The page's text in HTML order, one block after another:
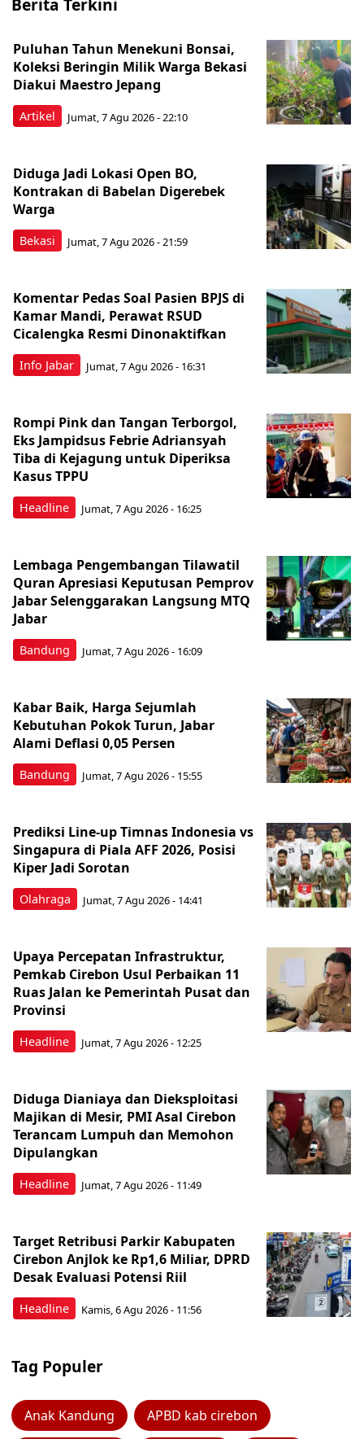
Berita Terkini
Artikel
Puluhan Tahun Menekuni Bonsai,
Koleksi Beringin Milik Warga Bekasi
Diakui Maestro Jepang
Jumat, 7 Agu 2026 - 22:10
Bekasi
Diduga Jadi Lokasi Open BO,
Kontrakan di Babelan Digerebek
Warga
Jumat, 7 Agu 2026 - 21:59
Info Jabar
Komentar Pedas Soal Pasien BPJS di
Kamar Mandi, Perawat RSUD
Cicalengka Resmi Dinonaktifkan
Jumat, 7 Agu 2026 - 16:31
Headline
Rompi Pink dan Tangan Terborgol,
Eks Jampidsus Febrie Adriansyah
Tiba di Kejagung untuk Diperiksa
Kasus TPPU
Jumat, 7 Agu 2026 - 16:25
Bandung
Lembaga Pengembangan Tilawatil
Quran Apresiasi Keputusan Pemprov
Jabar Selenggarakan Langsung MTQ
Jabar
Jumat, 7 Agu 2026 - 16:09
Bandung
Kabar Baik, Harga Sejumlah
Kebutuhan Pokok Turun, Jabar
Alami Deflasi 0,05 Persen
Jumat, 7 Agu 2026 - 15:55
Olahraga
Prediksi Line-up Timnas Indonesia vs
Singapura di Piala AFF 2026, Posisi
Kiper Jadi Sorotan
Jumat, 7 Agu 2026 - 14:41
Headline
Upaya Percepatan Infrastruktur,
Pemkab Cirebon Usul Perbaikan 11
Ruas Jalan ke Pemerintah Pusat dan
Provinsi
Jumat, 7 Agu 2026 - 12:25
Headline
Diduga Dianiaya dan Dieksploitasi
Majikan di Mesir, PMI Asal Cirebon
Terancam Lumpuh dan Memohon
Dipulangkan
Jumat, 7 Agu 2026 - 11:49
Headline
Target Retribusi Parkir Kabupaten
Cirebon Anjlok ke Rp1,6 Miliar, DPRD
Desak Evaluasi Potensi Riil
Kamis, 6 Agu 2026 - 11:56
Tag Populer
Anak Kandung APBD kab cirebon